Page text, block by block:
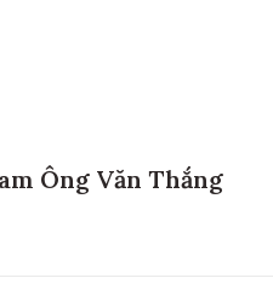
Ông Văn Thắng